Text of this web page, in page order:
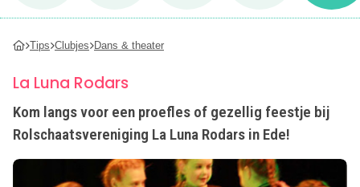
Tips Clubjes Dans & theater
La Luna Rodars
Kom langs voor een proefles of gezellig feestje bij
Rolschaatsvereniging La Luna Rodars in Ede!